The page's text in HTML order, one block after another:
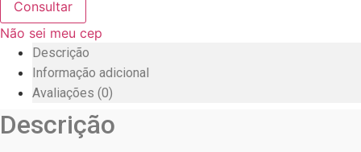
Consultar
Não sei meu cep
Descrição
Informação adicional
Avaliações (0)
Descrição